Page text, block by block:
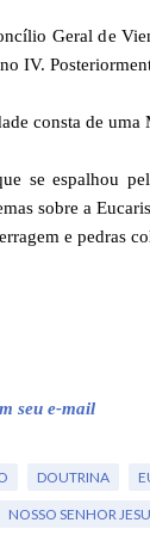
Geral de
IV.
consta de
se espalhou
sobre a
e pedras
seu e-mail
DOUTRINA
NOSSO SENHOR